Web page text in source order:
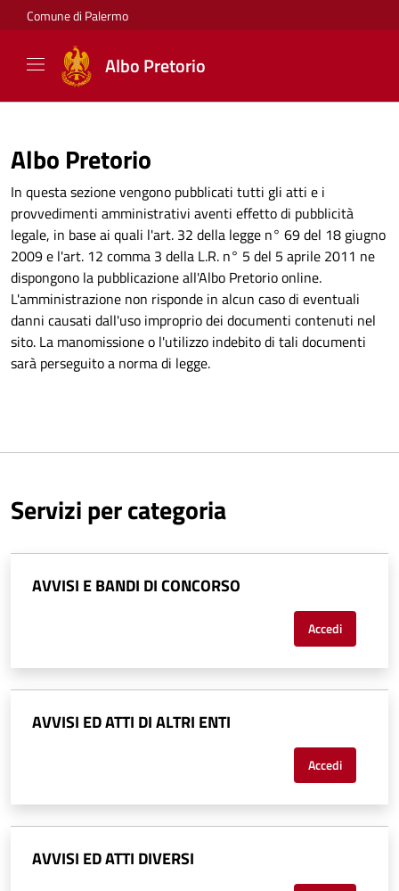
Comune di Palermo
Albo Pretorio
Albo Pretorio
In questa sezione vengono pubblicati tutti gli atti e i
provvedimenti amministrativi aventi effetto di pubblicità
legale, in base ai quali l'art. 32 della legge n° 69 del 18 giugno
2009 e l'art. 12 comma 3 della L.R. n° 5 del 5 aprile 2011 ne
dispongono la pubblicazione all'Albo Pretorio online.
L'amministrazione non risponde in alcun caso di eventuali
danni causati dall'uso improprio dei documenti contenuti nel
sito. La manomissione o l'utilizzo indebito di tali documenti
sarà perseguito a norma di legge.
Servizi per categoria
AVVISI E BANDI DI CONCORSO
Accedi
AVVISI ED ATTI DI ALTRI ENTI
Accedi
AVVISI ED ATTI DIVERSI